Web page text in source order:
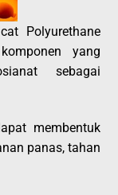
Polyurethane
yang
sebagai
membentuk
panas, tahan